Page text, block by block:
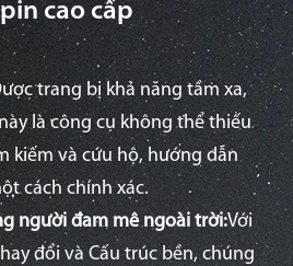
cao cấp
trang bị khả năng tầm xa,
là công cụ không thể thiếu
kiếm và cứu hộ, hướng dẫn
cách chính xác.
người đam mê ngoài trời:Với
đổi và Cấu trúc bền, chúng